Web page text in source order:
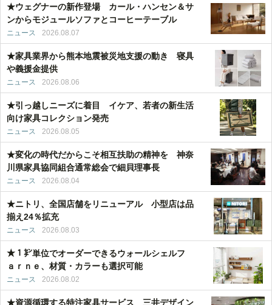
★ウェグナーの新作登場 カール・ハンセン＆サ
ンからモジュールソファとコーヒーテーブル
ニュース 2026.08.07
★家具業界から熊本地震被災地支援の動き 寝具
や義援金提供
ニュース 2026.08.06
★引っ越しニーズに着目 イケア、若者の新生活
向け家具コレクション発売
ニュース 2026.08.05
★変化の時代だからこそ相互扶助の精神を 神奈
川県家具協同組合通常総会で細貝理事長
ニュース 2026.08.04
★ニトリ、全国店舗をリニューアル 小型店は品
揃え24％拡充
ニュース 2026.08.03
★１㌢単位でオーダーできるウォールシェルフ
ａｒｎｅ、材質・カラーも選択可能
ニュース 2026.08.02
★資源循環する特注家具サービス 三井デザイン